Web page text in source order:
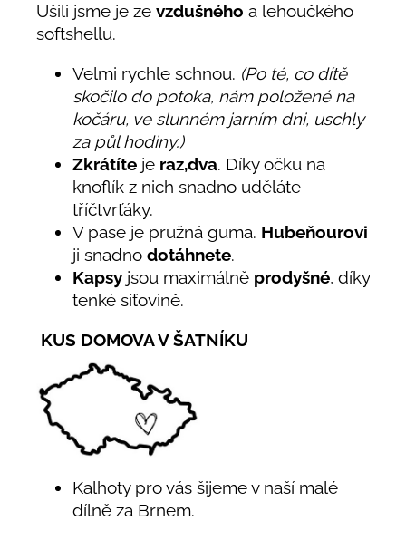
Ušili jsme je ze vzdušného a lehoučkého
softshellu.
Velmi rychle schnou. (Po té, co dítě
skočilo do potoka, nám položené na
kočáru, ve slunném jarním dni, uschly
za půl hodiny.)
Zkrátíte je raz,dva. Díky očku na
knoflík z nich snadno uděláte
tříčtvrťáky.
V pase je pružná guma. Hubeňourovi
ji snadno dotáhnete.
Kapsy jsou maximálně prodyšné, díky
tenké síťovině.
KUS DOMOVA V ŠATNÍKU
Kalhoty pro vás šijeme v naší malé
dílně za Brnem.